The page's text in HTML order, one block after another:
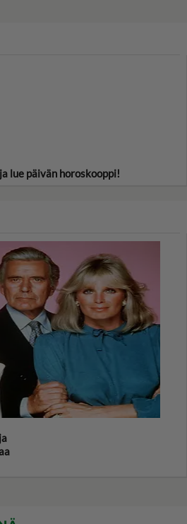
lue päivän horoskooppi!